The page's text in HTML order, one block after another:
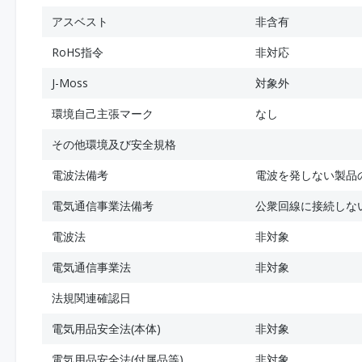
アスベスト
非含有
RoHS指令
非対応
J-Moss
対象外
環境自己主張マーク
なし
その他環境及び安全規格
電波法備考
電波を発しない製品
電気通信事業法備考
公衆回線に接続しな
電波法
非対象
電気通信事業法
非対象
法規関連確認日
電気用品安全法(本体)
非対象